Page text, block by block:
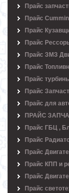
Прайс
Прайс
Прайс
Прайс
Прайс ЗМЗ
Прайс
Прайс
Прайс
Прайс для
ПРАЙС
Прайс ГБЦ ,
Прайс
Прайс
Прайс КПП и
Прайс
Прайс